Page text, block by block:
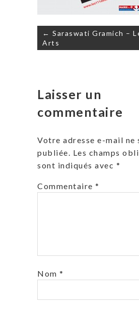
Navigation
de
l’article
← Saraswati Gramich –
Arts
Laisser un
commentaire
Votre adresse e-mail ne
publiée. Les champs
sont indiqués avec *
Commentaire *
Nom *